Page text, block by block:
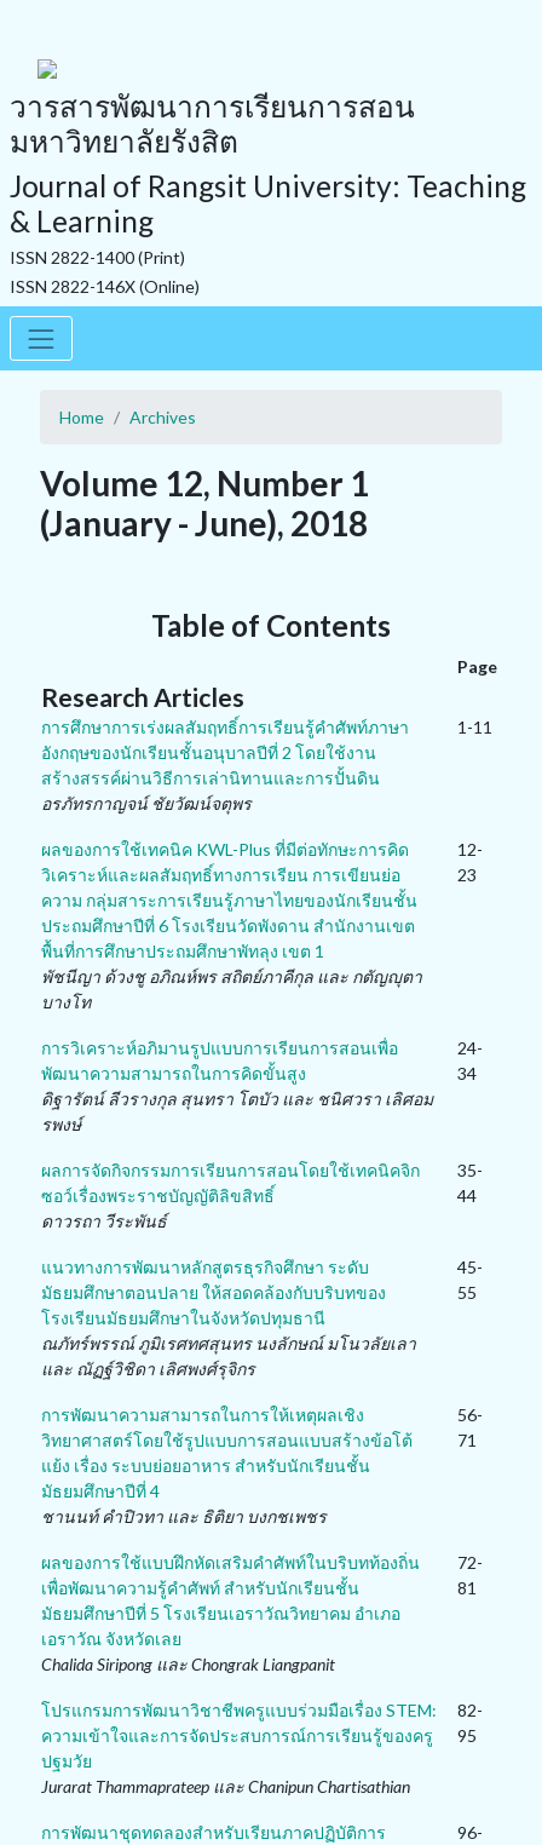
วารสารพัฒนาการเรียนการสอน
มหาวิทยาลัยรังสิต
Journal of Rangsit University: Teaching
& Learning
ISSN 2822-1400 (Print)
ISSN 2822-146X (Online)
Home Archives
Volume 12, Number 1
(January - June), 2018
Table of Contents
Page
Research Articles
การศึกษาการเร่งผลสัมฤทธิ์การเรียนรู้คำศัพท์ภาษา
อังกฤษของนักเรียนชั้นอนุบาลปีที่ 2 โดยใช้งาน
สร้างสรรค์ผ่านวิธีการเล่านิทานและการปั้นดิน
อรภัทรกาญจน์ ชัยวัฒน์จตุพร
1-11
ผลของการใช้เทคนิค KWL-Plus ที่มีต่อทักษะการคิด
วิเคราะห์และผลสัมฤทธิ์ทางการเรียน การเขียนย่อ
ความ กลุ่มสาระการเรียนรู้ภาษาไทยของนักเรียนชั้น
ประถมศึกษาปีที่ 6 โรงเรียนวัดพังดาน สำนักงานเขต
พื้นที่การศึกษาประถมศึกษาพัทลุง เขต 1
พัชนีญา ด้วงชู อภิณห์พร สถิตย์ภาคีกุล และ กตัญญุตา
บางโท
12-
23
การวิเคราะห์อภิมานรูปแบบการเรียนการสอนเพื่อ
พัฒนาความสามารถในการคิดขั้นสูง
ดิฐารัตน์ ลีวรางกุล สุนทรา โตบัว และ ชนิศวรา เลิศอม
รพงษ์
24-
34
ผลการจัดกิจกรรมการเรียนการสอนโดยใช้เทคนิคจิก
ซอว์เรื่องพระราชบัญญัติลิขสิทธิ์
ดาวรถา วีระพันธ์
35-
44
แนวทางการพัฒนาหลักสูตรธุรกิจศึกษา ระดับ
มัธยมศึกษาตอนปลาย ให้สอดคล้องกับบริบทของ
โรงเรียนมัธยมศึกษาในจังหวัดปทุมธานี
ณภัทร์พรรณ์ ภูมิเรศทศสุนทร นงลักษณ์ มโนวลัยเลา
และ ณัฏฐ์วิชิดา เลิศพงศ์รุจิกร
45-
55
การพัฒนาความสามารถในการให้เหตุผลเชิง
วิทยาศาสตร์โดยใช้รูปแบบการสอนแบบสร้างข้อโต้
แย้ง เรื่อง ระบบย่อยอาหาร สำหรับนักเรียนชั้น
มัธยมศึกษาปีที่ 4
ชานนท์ คำปิวทา และ ธิติยา บงกชเพชร
56-
71
ผลของการใช้แบบฝึกหัดเสริมคำศัพท์ในบริบทท้องถิ่น
เพื่อพัฒนาความรู้คำศัพท์ สำหรับนักเรียนชั้น
มัธยมศึกษาปีที่ 5 โรงเรียนเอราวัณวิทยาคม อำเภอ
เอราวัณ จังหวัดเลย
Chalida Siripong และ Chongrak Liangpanit
72-
81
โปรแกรมการพัฒนาวิชาชีพครูแบบร่วมมือเรื่อง STEM:
ความเข้าใจและการจัดประสบการณ์การเรียนรู้ของครู
ปฐมวัย
Jurarat Thammaprateep และ Chanipun Chartisathian
82-
95
การพัฒนาชุดทดลองสำหรับเรียนภาคปฏิบัติการ
96-